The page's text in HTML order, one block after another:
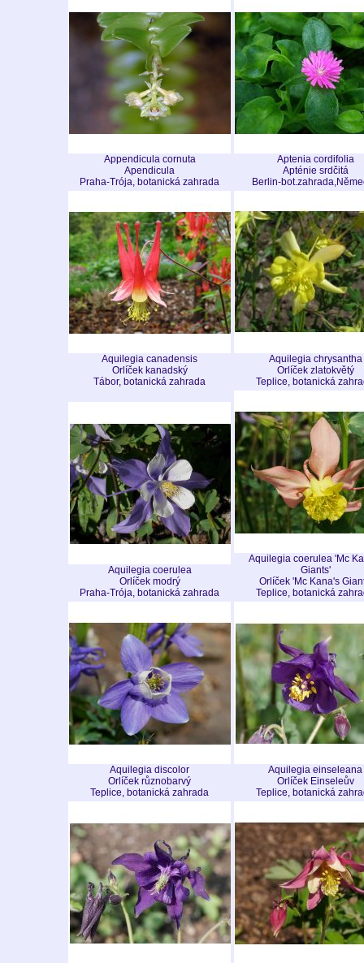
Appendicula cornuta
Apendicula
Praha-Trója, botanická zahrada
Aptenia cordifolia
Apténie srdčitá
Berlin-
Aquilegia canadensis
Orlíček kanadský
Tábor, botanická zahrada
Aquilegia chrysantha
Orlíček zlatokvětý
Teplice, botanická
Aquilegia coerulea
Orlíček modrý
Praha-Trója, botanická zahrada
Aquilegia coerulea 'Mc
Giants'
Orlíček 'Mc Kana's
Teplice, botanická
Aquilegia discolor
Orlíček různobarvý
Teplice, botanická zahrada
Aquilegia einseleana
Orlíček Einseleův
Teplice, botanická